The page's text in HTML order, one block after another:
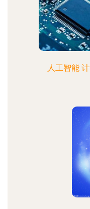
人工智能